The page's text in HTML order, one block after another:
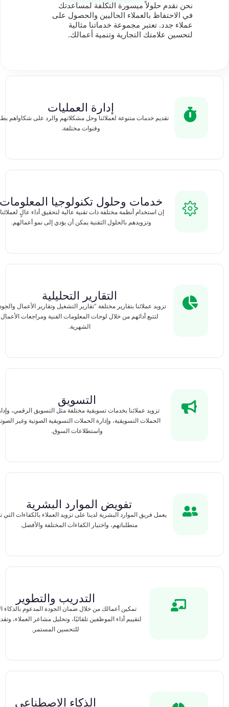
نحن نقدم حلولاً ميسورة التكلفة لمساعدتك
في الاحتفاظ بالعملاء الحاليين والحصول على
عملاء جدد. تعتبر مجموعة خدماتنا مثالية
لتحسين علامتك التجارية وتنمية أعمالك.
إدارة العمليات
تقديم خدمات متنوعة لعملائنا وحل مشكلاتهم والرد على شكاواهم
وقنوات مختلفة.
خدمات وحلول تكنولوجيا
إن استخدام أنظمة مختلفة ذات تقنية عالية لتحقيق أداء عالٍ
وتزويدهم بالحلول التقنية يمكن أن يؤدي إلى نمو أعمالهم.
التقارير التحليلية
تزويد عملائنا بتقارير مختلفة “تقارير التشغيل وتقارير الأعمال
لتتبع أدائهم من خلال لوحات المعلومات الفنية ومراجعات الأعمال
الشهرية.
التسويق
تزويد عملائنا بخدمات تسويقية مختلفة مثل التسويق الرقمي،
الحملات التسويقية، وإدارة الحملات التسويقية الصوتية وغير
واستطلاعات السوق.
تفويض الموارد البشرية
يعمل فريق الموارد البشرية لدينا على تزويد العملاء بالكفاءات التي
متطلباتهم، واختيار الكفاءات المختلفة والأفضل.
التدريب والتطوير
تمكين أعمالك من خلال ضمان الجودة المدعوم بالذكاء
لتقييم أداء الموظفين تلقائيًا، وتحليل مشاعر العملاء،
للتحسين المستمر.
الذكاء الاصطناعي